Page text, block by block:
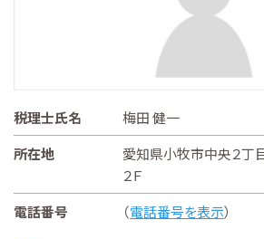
税理士氏名
梅田 健一
所在地
愛知県小牧市中央２丁
２Ｆ
電話番号
（電話番号を表示）